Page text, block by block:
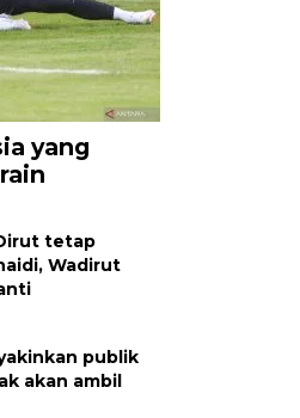
yang
tetap
Wadirut
publik
akan ambil